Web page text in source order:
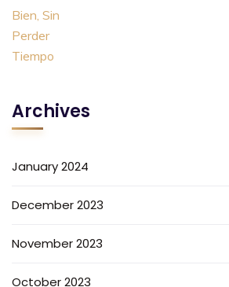
Archives
January 2024
December 2023
November 2023
October 2023